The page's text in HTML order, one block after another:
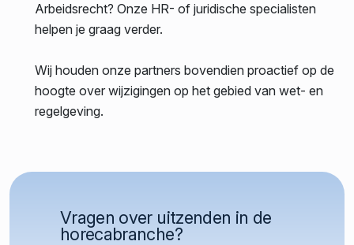
Arbeidsrecht? Onze HR- of juridische specialisten
helpen je graag verder.
Wij houden onze partners bovendien proactief op de
hoogte over wijzigingen op het gebied van wet- en
regelgeving.
Vragen over uitzenden in de
horecabranche?